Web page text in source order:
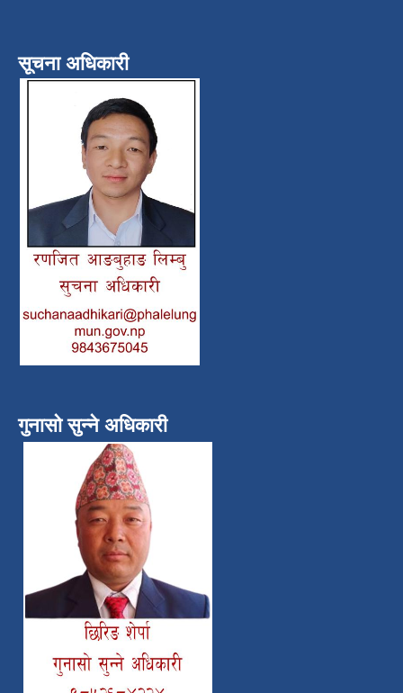
सूचना अधिकारी
गुनासो सुन्ने अधिकारी